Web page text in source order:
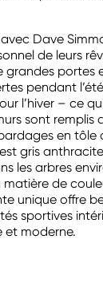
Dave
de leurs
grandes portes
pendant
l’hiver – ce
sont remplis
en tôle
gris
les arbres
de
unique offre
sportives
et moderne.